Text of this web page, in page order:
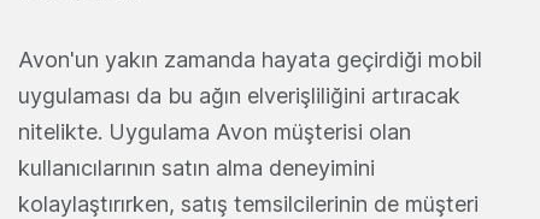
Avon'un yakın zamanda hayata geçirdiği mobil
uygulaması da bu ağın elverişliliğini artıracak
nitelikte. Uygulama Avon müşterisi olan
kullanıcılarının satın alma deneyimini
kolaylaştırırken, satış temsilcilerinin de müşteri